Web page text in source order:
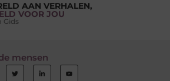
AAN VERHALEN,
VOOR JOU
Gids
mensen